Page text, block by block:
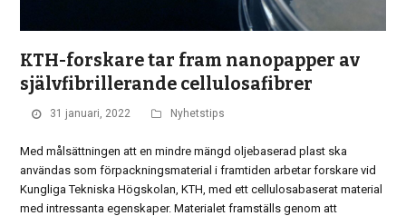
KTH-forskare tar fram nanopapper av
självfibrillerande cellulosafibrer
31 januari, 2022 Nyhetstips
Med målsättningen att en mindre mängd oljebaserad plast ska
användas som förpackningsmaterial i framtiden arbetar forskare vid
Kungliga Tekniska Högskolan, KTH, med ett cellulosabaserat material
med intressanta egenskaper. Materialet framställs genom att